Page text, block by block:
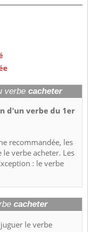
verbe cacheter
d'un verbe du 1er
recommandée, les
verbe acheter. Les
: le verbe
cacheter
le verbe